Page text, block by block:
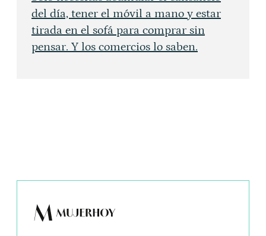
del día, tener el móvil a mano y estar
tirada en el sofá para comprar sin
pensar. Y los comercios lo saben.